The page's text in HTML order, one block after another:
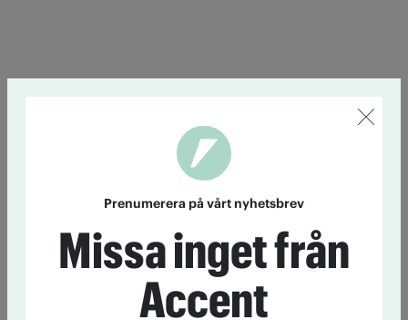
Prenumerera på vårt nyhetsbrev
Missa inget från
Accent